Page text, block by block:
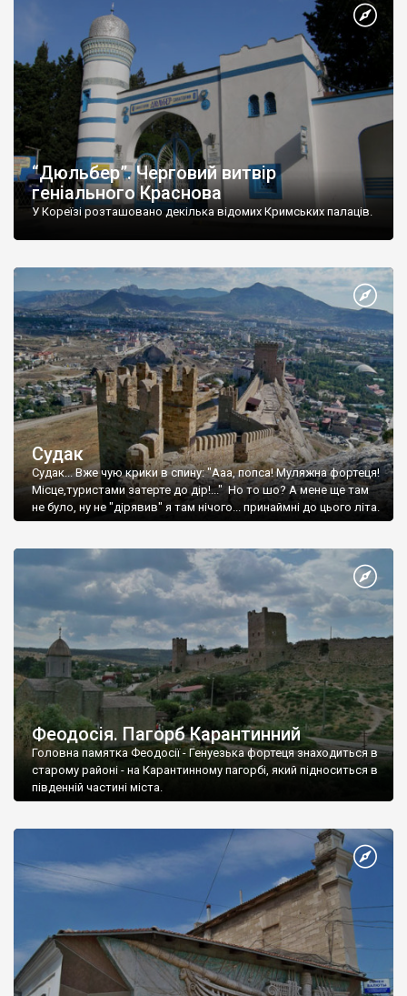
“Дюльбер”. Черговий витвір
геніального Краснова
У Кореїзі розташовано декілька відомих Кримських палаців.
Судак
Судак... Вже чую крики в спину: "Ааа, попса! Муляжна фортеця!
Місце,туристами затерте до дір!..." Но то шо? А мене ще там
не було, ну не "дірявив" я там нічого... принаймні до цього літа.
Феодосія. Пагорб Карантинний
Головна памятка Феодосії - Генуезька фортеця знаходиться в
старому районі - на Карантинному пагорбі, який підноситься в
південній частині міста.